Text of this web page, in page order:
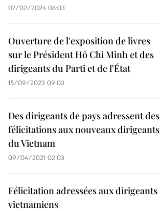
07/02/2024 08:03
Ouverture de l'exposition de livres
sur le Président Hô Chi Minh et des
dirigeants du Parti et de l'État
15/09/2023 09:03
Des dirigeants de pays adressent des
félicitations aux nouveaux dirigeants
du Vietnam
09/04/2021 02:03
Félicitation adressées aux dirigeants
vietnamiens